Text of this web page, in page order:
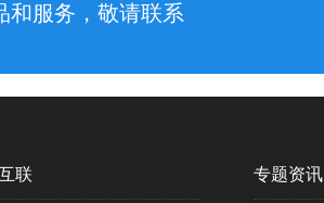
和服务，敬请联系
联 专题资讯